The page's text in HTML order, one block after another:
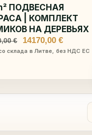
ПОДВЕСНАЯ
| КОМПЛЕКТ
НА ДЕРЕВЬЯХ
€
Первоначальная
цена
14170,00 €Текущая
цена:
склада в Литве, без НДС ЕС